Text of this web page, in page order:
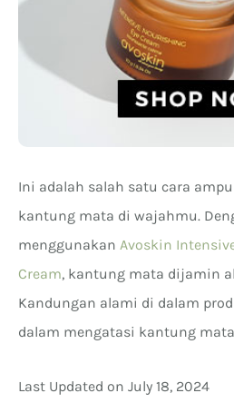
Ini adalah salah satu cara
kantung mata di wajahmu.
menggunakan Avoskin
Cream, kantung mata dijamin
Kandungan alami di dalam
dalam mengatasi kantung
Last Updated on July 18, 2024